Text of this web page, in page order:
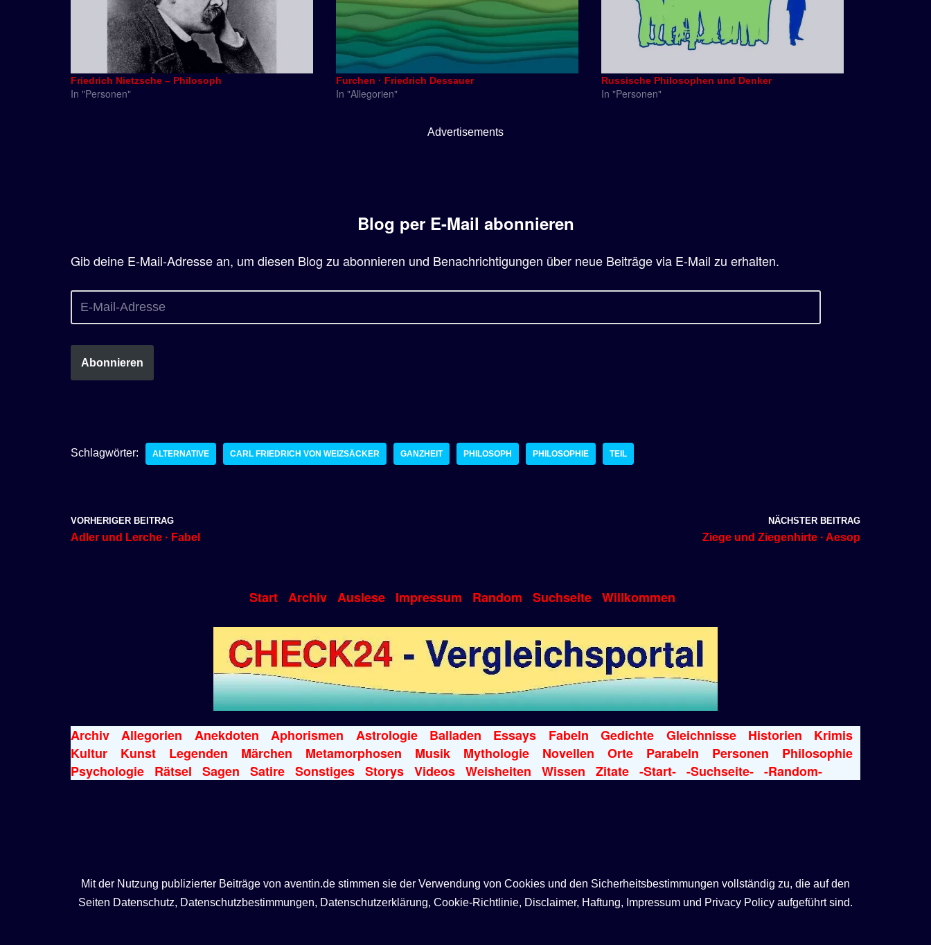
Friedrich Nietzsche – Philosoph
In "Personen"
Furchen · Friedrich Dessauer
In "Allegorien"
Russische Philosophen und Denker
In "Personen"
Advertisements
Blog per E-Mail abonnieren
Gib deine E-Mail-Adresse an, um diesen Blog zu abonnieren und Benachrichtigungen über neue Beiträge via E-Mail zu erhalten.
Abonnieren
Schlagwörter: ALTERNATIVE CARL FRIEDRICH VON WEIZSÄCKER GANZHEIT PHILOSOPH PHILOSOPHIE TEIL
VORHERIGER BEITRAG
Adler und Lerche · Fabel
NÄCHSTER BEITRAG
Ziege und Ziegenhirte · Aesop
Start Archiv Auslese Impressum Random Suchseite Willkommen
Archiv Allegorien Anekdoten Aphorismen Astrologie Balladen Essays Fabeln Gedichte Gleichnisse Historien
Krimis
Kultur
Kunst Legenden Märchen Metamorphosen Musik Mythologie Novellen Orte Parabeln Personen
Philosophie
Psychologie
Rätsel Sagen Satire Sonstiges Storys Videos Weisheiten Wissen Zitate -Start- -Suchseite- -Random-
Mit der Nutzung publizierter Beiträge von aventin.de stimmen sie der Verwendung von Cookies und den Sicherheitsbestimmungen vollständig zu, die auf den
Seiten Datenschutz, Datenschutzbestimmungen, Datenschutzerklärung, Cookie-Richtlinie, Disclaimer, Haftung, Impressum und Privacy Policy aufgeführt sind.